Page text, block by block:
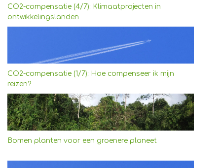
CO2-compensatie (4/7): Klimaatprojecten in
ontwikkelingslanden
CO2-compensatie (1/7): Hoe compenseer ik mijn
reizen?
Bomen planten voor een groenere planeet